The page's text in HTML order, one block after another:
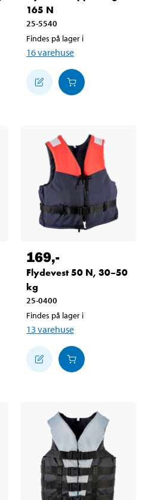
165 N
25-5540
Findes på lager i
16varehuse
169,-
Flydevest 50 N, 30–50
kg
25-0400
Findes på lager i
13 varehuse